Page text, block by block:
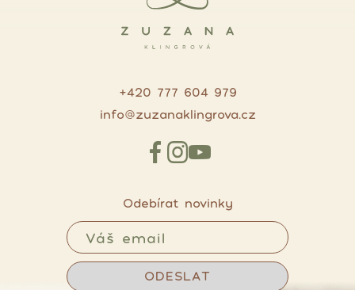
+420 777 604 979
info@zuzanaklingrova.cz
Odebírat novinky
ODESLAT